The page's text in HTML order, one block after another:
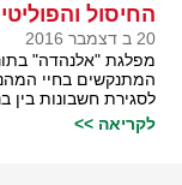
החיסול
20 ב דצמבר 2016
מפלגת "אלנהדה"
המתנקשים בחיי
לסגירת חשבונות בין
לקריאה >>